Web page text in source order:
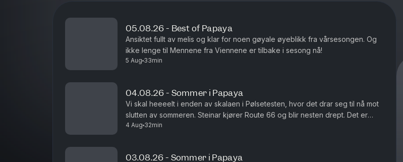
05.08.26 - Best of Papaya
Ansiktet fullt av melis og klar for noen gøyale øyeblikk fra vårsesongen. Og
ikke lenge til Mennene fra Viennene er tilbake i sesong nå!
5 Aug 33min
04.08.26 - Sommer i Papaya
Vi skal heeeelt i enden av skalaen i Pølsetesten, hvor det drar seg til nå mot
slutten av sommeren. Steinar kjører Route 66 og blir nesten drept. Det er
sommerminne det!
4 Aug 32min
03.08.26 - Sommer i Papaya